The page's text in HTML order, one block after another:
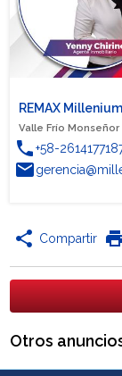
REMAX Millenium
Valle Frío
phone+58-
email
share Compartir
Otros